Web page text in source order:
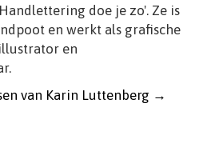
doe je zo'. Ze is
en werkt als grafische
en
van Karin Luttenberg →